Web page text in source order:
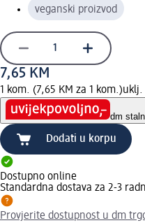
veganski proizvod
7,65 KM
1 kom. (7,65 KM za 1 kom.)uklj.
dm
Dodati u korpu
Dostupno online
Standardna dostava za 2-3
Provjerite dostupnost u dm